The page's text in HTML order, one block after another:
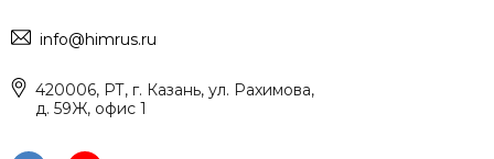
info@himrus.ru
420006, РТ, г. Казань, ул. Рахимова,
д. 59Ж, офис 1